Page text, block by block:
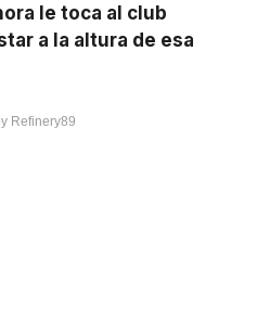
le toca al club
a la altura de esa
Refinery89